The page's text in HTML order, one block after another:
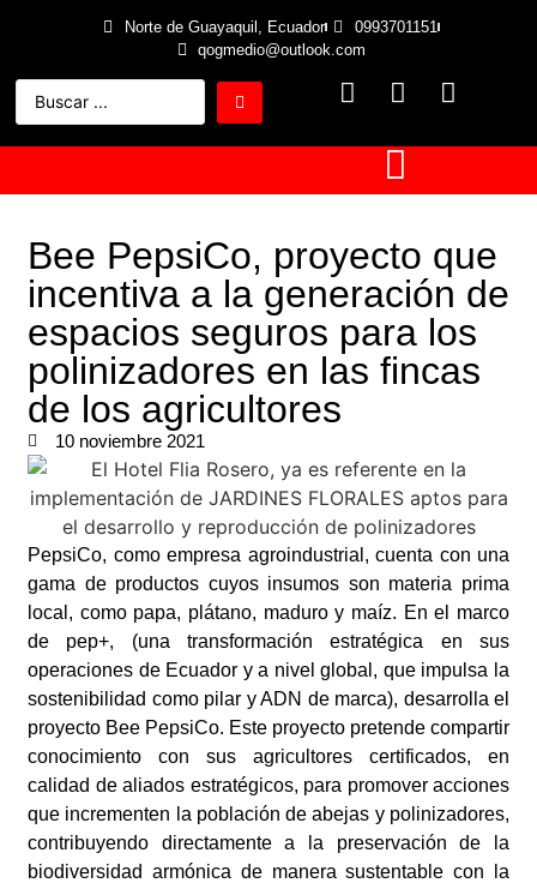
Norte de Guayaquil, Ecuador
0993701151
qogmedio@outlook.com
Bee PepsiCo, proyecto que
incentiva a la generación de
espacios seguros para los
polinizadores en las fincas
de los agricultores
10 noviembre 2021
PepsiCo, como empresa agroindustrial, cuenta con una
gama de productos cuyos insumos son materia prima
local, como papa, plátano, maduro y maíz. En el marco
de pep+, (una transformación estratégica en sus
operaciones de Ecuador y a nivel global, que impulsa la
sostenibilidad como pilar y ADN de marca), desarrolla el
proyecto Bee PepsiCo. Este proyecto pretende compartir
conocimiento con sus agricultores certificados, en
calidad de aliados estratégicos, para promover acciones
que incrementen la población de abejas y polinizadores,
contribuyendo directamente a la preservación de la
biodiversidad armónica de manera sustentable con la